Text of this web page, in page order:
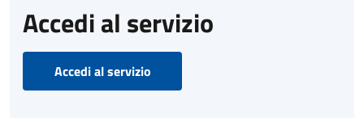
Accedi al servizio
Accedi al servizio